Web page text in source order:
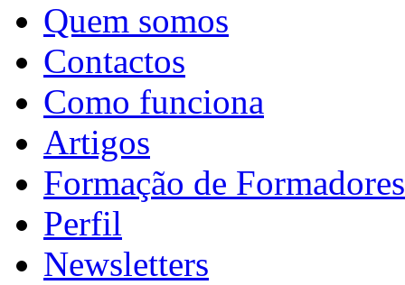
Quem somos
Contactos
Como funciona
Artigos
Formação de Formadores
Perfil
Newsletters